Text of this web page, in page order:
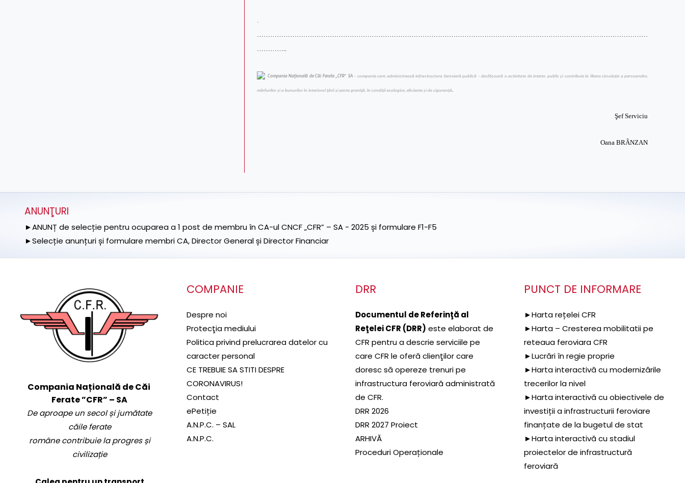
Compania Naţională de Căi Ferate „CFR” SA– companie care administrează infrastructura feroviară publică – desfăşoară o activitate de interes public şi contribuie la libera circulaţie a persoanelor,
mărfurilor şi a bunurilor în interiorul ţării şi peste graniţă, în condiţii ecologice, eficiente şi de siguranţă.
Şef Serviciu
Oana BRÂNZAN
ANUNŢURI
►ANUNȚ de selecție pentru ocuparea a 1 post de membru în CA-ul CNCF „CFR” – SA - 2025 și formulare F1-F5
►Selecție anunțuri și formulare membri CA, Director General și Director Financiar
Compania Națională de Căi
Ferate ”CFR” – SA
De aproape un secol și jumătate
căile ferate
române contribuie la progres și
civilizație
COMPANIE
Despre noi
Protecţia mediului
Politica privind prelucrarea datelor cu
caracter personal
CE TREBUIE SA STITI DESPRE
CORONAVIRUS!
Contact
ePetiție
A.N.P.C. – SAL
A.N.P.C.
DRR
Documentul de Referinţă al
Reţelei CFR (DRR) este elaborat de
CFR pentru a descrie serviciile pe
care CFR le oferă clienţilor care
doresc să opereze trenuri pe
infrastructura feroviară administrată
de CFR.
DRR 2026
DRR 2027 Proiect
ARHIVĂ
Proceduri Operaționale
PUNCT DE INFORMARE
►Harta rețelei CFR
►Harta – Cresterea mobilitatii pe
reteaua feroviara CFR
►Lucrări în regie proprie
►Harta interactivă cu modernizările
trecerilor la nivel
►Harta interactivă cu obiectivele de
investiții a infrastructurii feroviare
finanțate de la bugetul de stat
►Harta interactivă cu stadiul
proiectelor de infrastructură
feroviară